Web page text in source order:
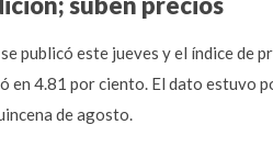
publicó este jueves y el índice de
en 4.81 por ciento. El dato estuvo
de agosto.